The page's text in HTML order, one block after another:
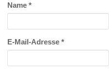
Name *
E-Mail-Adresse *